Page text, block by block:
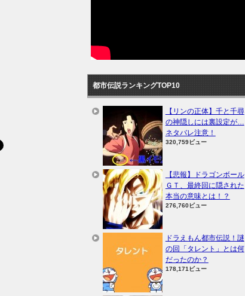
都市伝説ランキングTOP10
【リンの正体】千と千尋
の神隠しには裏設定が…
ネタバレ注意！
320,759ビュー
【悲報】ドラゴンボール
ＧＴ、最終回に隠された
本当の意味とは！？
276,760ビュー
ドラえもん都市伝説！謎
の回「タレント」とは何
だったのか？
178,171ビュー